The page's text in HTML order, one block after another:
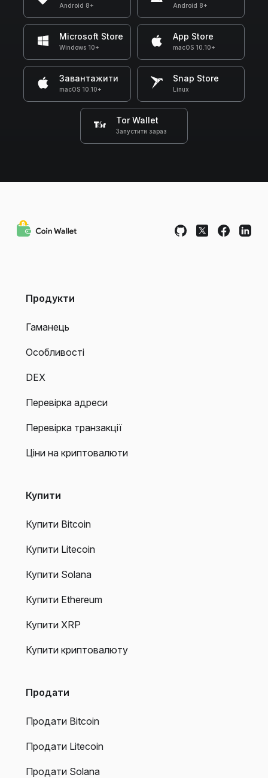
Android 8+ Android 8+
Microsoft Store
Windows 10+
App Store
macOS 10.10+
Завантажити
macOS 10.10+
Snap Store
Linux
Tor Wallet
Запустити зараз
Продукти
Гаманець
Особливості
DEX
Перевірка адреси
Перевірка транзакції
Ціни на криптовалюти
Купити
Купити Bitcoin
Купити Litecoin
Купити Solana
Купити Ethereum
Купити XRP
Купити криптовалюту
Продати
Продати Bitcoin
Продати Litecoin
Продати Solana